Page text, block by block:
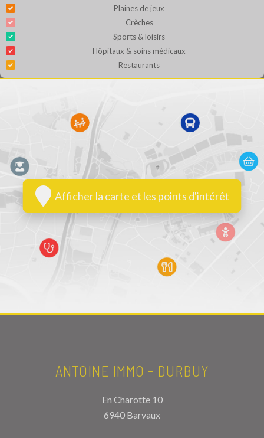
Plaines de jeux
Crèches
Sports & loisirs
Hôpitaux & soins médicaux
Restaurants
Afficher la carte et les points d'intérêt
ANTOINE IMMO - DURBUY
En Charotte 10
6940 Barvaux